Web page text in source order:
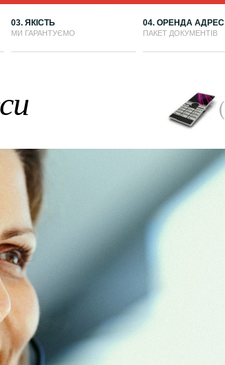
03. ЯКІСТЬ
МИ ГАРАНТУЄМО
04. ОРЕНДА АДРЕС
ПАКЕТ ДОКУМЕНТІВ